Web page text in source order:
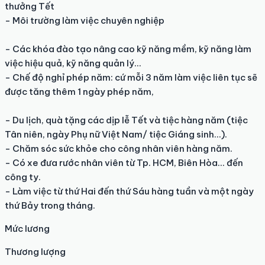
thưởng Tết
- Môi trường làm việc chuyên nghiệp
- Các khóa đào tạo nâng cao kỹ năng mềm, kỹ năng làm
việc hiệu quả, kỹ năng quản lý…
- Chế độ nghỉ phép năm: cứ mỗi 3 năm làm việc liên tục sẽ
được tăng thêm 1 ngày phép năm,
- Du lịch, quà tặng các dịp lễ Tết và tiệc hàng năm (tiệc
Tân niên, ngày Phụ nữ Việt Nam/ tiệc Giáng sinh…).
- Chăm sóc sức khỏe cho công nhân viên hàng năm.
- Có xe đưa rước nhân viên từ Tp. HCM, Biên Hòa... đến
công ty.
- Làm việc từ thứ Hai đến thứ Sáu hàng tuần và một ngày
thứ Bảy trong tháng.
Mức lương
Thương lượng